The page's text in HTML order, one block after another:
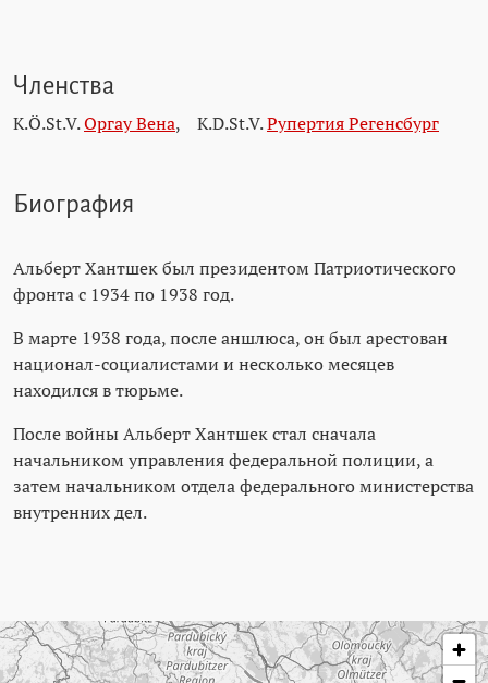
Членства
K.Ö.St.V.Оргау Вена, K.D.St.V.Рупертия Регенсбург
Биография
Альберт Хантшек был президентом Патриотического
фронта с 1934 по 1938 год.
В марте 1938 года, после аншлюса, он был арестован
национал-социалистами и несколько месяцев
находился в тюрьме.
После войны Альберт Хантшек стал сначала
начальником управления федеральной полиции, а
затем начальником отдела федерального министерства
внутренних дел.
Пропустить карту